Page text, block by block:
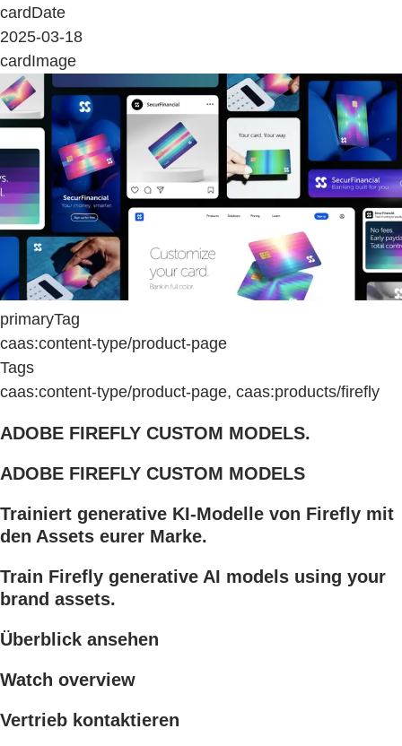
cardDate
2025-03-18
cardImage
primaryTag
caas:content-type/product-page
Tags
caas:content-type/product-page, caas:products/firefly
ADOBE FIREFLY CUSTOM MODELS.
ADOBE FIREFLY CUSTOM MODELS
Trainiert generative KI-Modelle von Firefly mit
den Assets eurer Marke.
Train Firefly generative AI models using your
brand assets.
Überblick ansehen
Watch overview
Vertrieb kontaktieren